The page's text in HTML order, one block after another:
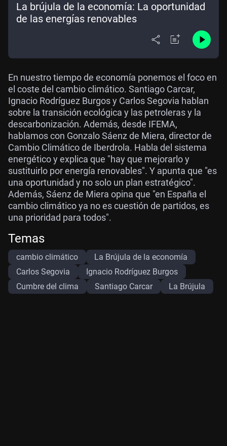
La brújula de la economía: La oportunidad
de las energías renovables
En nuestro tiempo de economía ponemos el foco en
el coste del cambio climático. Santiago Carcar,
Ignacio Rodríguez Burgos y Carlos Segovia hablan
sobre la transición ecológica y las petroleras y la
descarbonización. Además, desde IFEMA,
hablamos con Gonzalo Sáenz de Miera, director de
Cambio Climático de Iberdrola. Habla del sistema
energético y explica que "hay que mejorarlo y
sustituirlo por energía renovables". Y apunta que "es
una oportunidad y no solo un plan estratégico".
Además, Sáenz de Miera opina que "en España el
cambio climático ya no es cuestión de partidos, es
una prioridad para todos".
Temas
cambio climático
La Brújula de la economía
Carlos Segovia
Ignacio Rodríguez Burgos
Cumbre del clima
Santiago Carcar La Brújula